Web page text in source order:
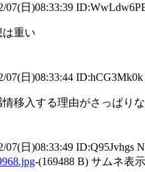
07(日)08:33:39
重い
07(日)08:33:44
移入する理由がさっぱり
07(日)08:33:49 ID:Q95Jvhgs
-(169488 B) サムネ表